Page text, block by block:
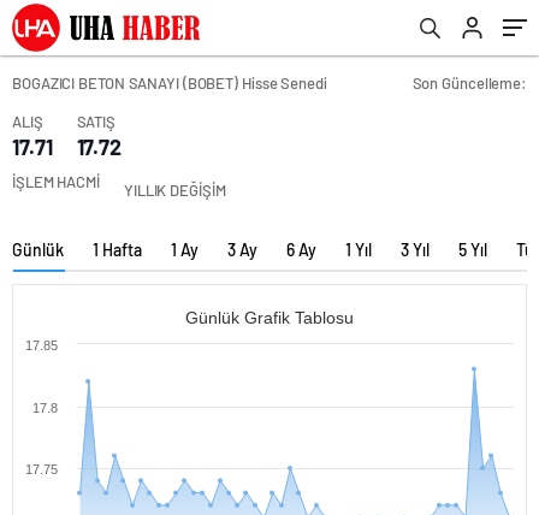
BOGAZICI BETON SANAYI (BOBET) Hisse Senedi
Son Güncelleme:
ALIŞ
17.71
SATIŞ
17.72
İŞLEM HACMİ YILLIK DEĞİŞİM
Günlük 1 Hafta 1 Ay 3 Ay 6 Ay 1 Yıl 3 Yıl 5 Yıl
Günlük Grafik Tablosu
17.75
17.8
17.85